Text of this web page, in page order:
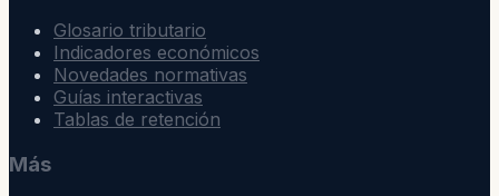
Glosario tributario
Indicadores económicos
Novedades normativas
Guías interactivas
Tablas de retención
Más